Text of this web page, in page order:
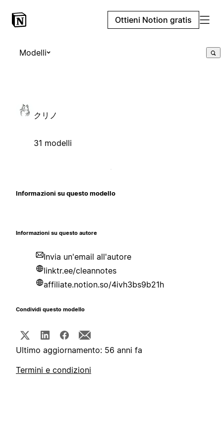
Ottieni Notion gratis
Modelli
クリノ
31 modelli
Informazioni su questo modello
Informazioni su questo autore
Invia un'email all'autore
linktr.ee/cleannotes
affiliate.notion.so/4ivh3bs9b21h
Condividi questo modello
Ultimo aggiornamento: 56 anni fa
Termini e condizioni